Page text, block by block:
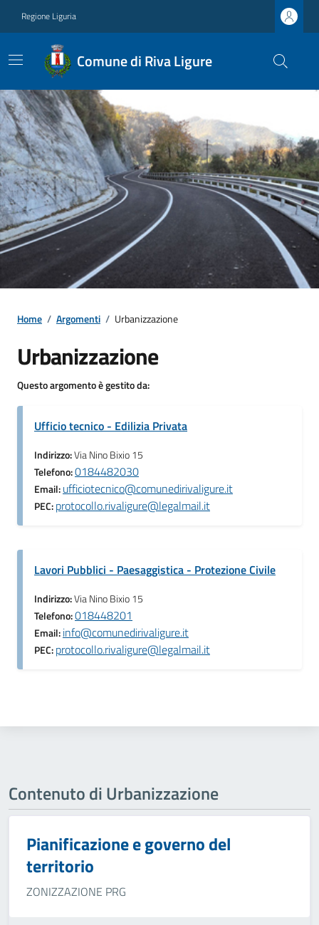
Regione Liguria
Comune di Riva Ligure
Home / Argomenti / Urbanizzazione
Urbanizzazione
Questo argomento è gestito da:
Ufficio tecnico - Edilizia Privata
Indirizzo:Via Nino Bixio 15
Telefono:0184482030
Email:ufficiotecnico@comunedirivaligure.it
PEC:protocollo.rivaligure@legalmail.it
Lavori Pubblici - Paesaggistica - Protezione Civile
Indirizzo:Via Nino Bixio 15
Telefono:018448201
Email:info@comunedirivaligure.it
PEC:protocollo.rivaligure@legalmail.it
Contenuto di Urbanizzazione
Pianificazione e governo del
territorio
ZONIZZAZIONE PRG